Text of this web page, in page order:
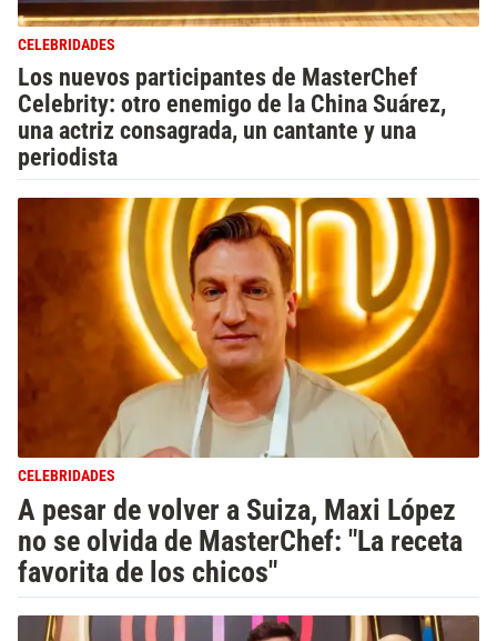
CELEBRIDADES
Los nuevos participantes de MasterChef
Celebrity: otro enemigo de la China Suárez,
una actriz consagrada, un cantante y una
periodista
CELEBRIDADES
A pesar de volver a Suiza, Maxi López
no se olvida de MasterChef: "La receta
favorita de los chicos"